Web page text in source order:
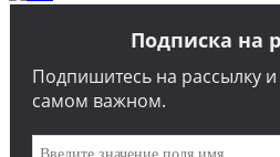
Подписка на
Подпишитесь на рассылку
самом важном.